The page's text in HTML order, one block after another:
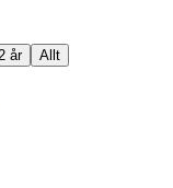
år Allt